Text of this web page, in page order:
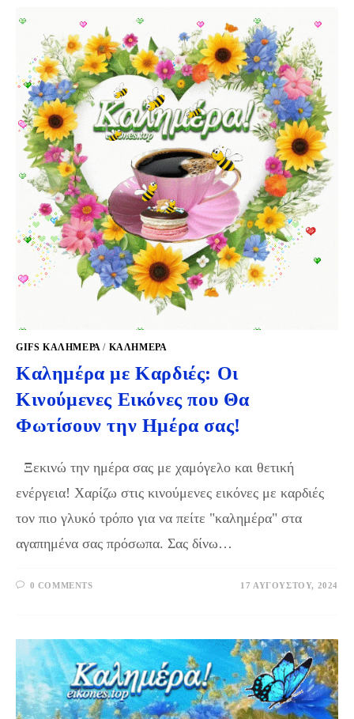
GIFS KΑΛΗΜΈΡΑ/ ΚΑΛΗΜΕΡΑ
Καλημέρα με Καρδιές: Οι
Κινούμενες Εικόνες που Θα
Φωτίσουν την Ημέρα σας!
Ξεκινώ την ημέρα σας με χαμόγελο και θετική
ενέργεια! Χαρίζω στις κινούμενες εικόνες με καρδιές
τον πιο γλυκό τρόπο για να πείτε "καλημέρα" στα
αγαπημένα σας πρόσωπα. Σας δίνω…
0 COMMENTS 17 ΑΥΓΟΎΣΤΟΥ, 2024